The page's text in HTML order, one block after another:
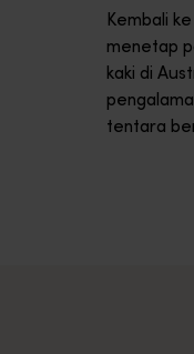
Kembali
menetap
kaki di
tentara